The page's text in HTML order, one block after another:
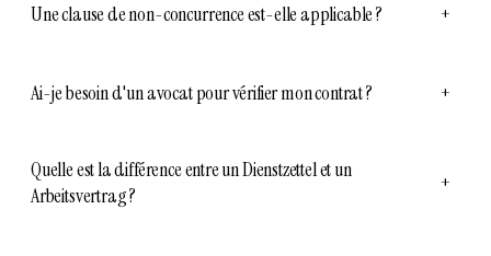
Une clause de non-concurrence est-elle applicable ? +
Ai-je besoin d'un avocat pour vérifier mon contrat ? +
Quelle est la différence entre un Dienstzettel et un
Arbeitsvertrag ?
+